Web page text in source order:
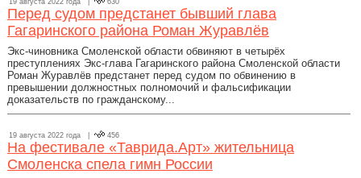
19 августа 2022 года | 630
Перед судом предстанет бывший глава
Гагаринского района Роман Журавлёв
Экс-чиновника Смоленской области обвиняют в четырёх
преступлениях Экс-глава Гагаринского района Смоленской области
Роман Журавлёв предстанет перед судом по обвинению в
превышении должностных полномочий и фальсификации
доказательств по гражданскому...
19 августа 2022 года | 456
На фестивале «Таврида.Арт» жительница
Смоленска спела гимн России